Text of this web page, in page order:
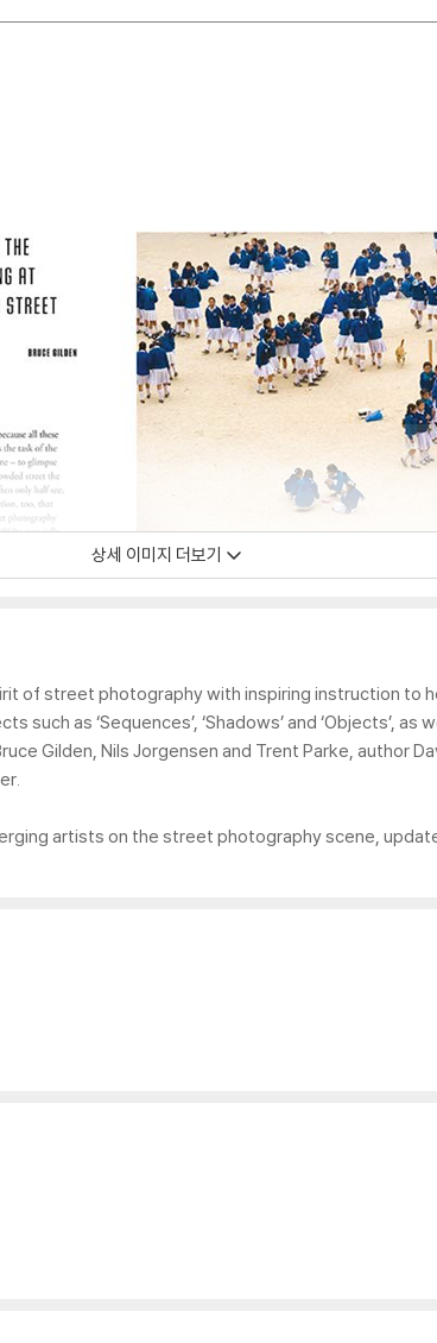
상세 이미지 더보기
of street photography with inspiring instruction to
as ‘Sequences’, ‘Shadows’ and ‘Objects’,
Gilden, Nils Jorgensen and Trent Parke, author
artists on the street photography scene,